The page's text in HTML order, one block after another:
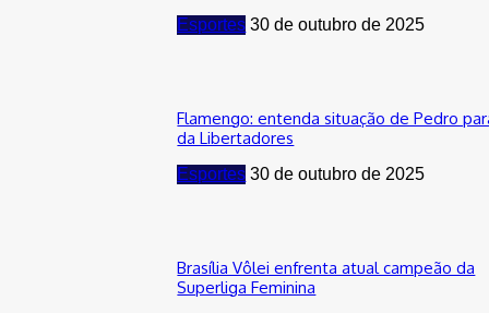
Esportes 30 de outubro de 2025
Flamengo: entenda situação de Pedro
da Libertadores
Esportes 30 de outubro de 2025
Brasília Vôlei enfrenta atual campeão da
Superliga Feminina